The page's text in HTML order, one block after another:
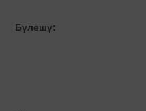
Бүлешү: